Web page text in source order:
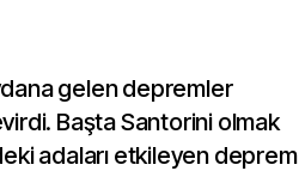
gelen depremler
Başta Santorini olmak
adaları etkileyen deprem